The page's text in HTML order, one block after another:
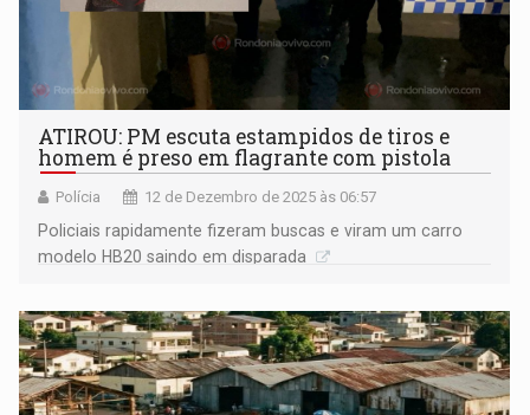
ATIROU: PM escuta estampidos de tiros e
homem é preso em flagrante com pistola
Polícia 12 de Dezembro de 2025 às 06:57
Policiais rapidamente fizeram buscas e viram um carro
modelo HB20 saindo em disparada